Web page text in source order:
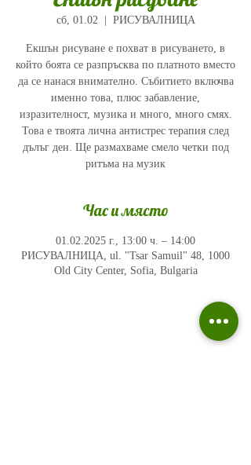
сб, 01.02
  |
РИСУВАЛНИЦА
Екшън рисуване е похват в рисуването, в
който боята се разпръсква по платното вместо
да се нанася внимателно. Събитието включва
именно това, плюс забавление,
изразителност, музика и много, много смях.
Това е твоята лична антистрес терапия след
дълъг ден. Ще размахваме смело четки под
ритъма на музик
Час и място
01.02.2025 г., 13:00 ч. – 14:00
РИСУВАЛНИЦА, ul. "Tsar Samuil" 48, 1000
Old City Center, Sofia, Bulgaria